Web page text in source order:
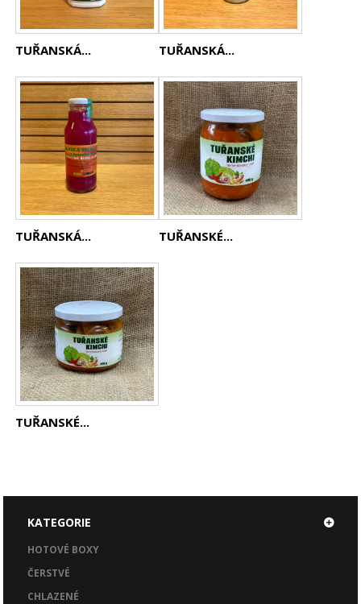
TUŘANSKÁ... TUŘANSKÁ...
TUŘANSKÁ... TUŘANSKÉ...
TUŘANSKÉ...
KATEGORIE
HOTOVÉ BOXY
ČERSTVÉ
CHLAZENÉ